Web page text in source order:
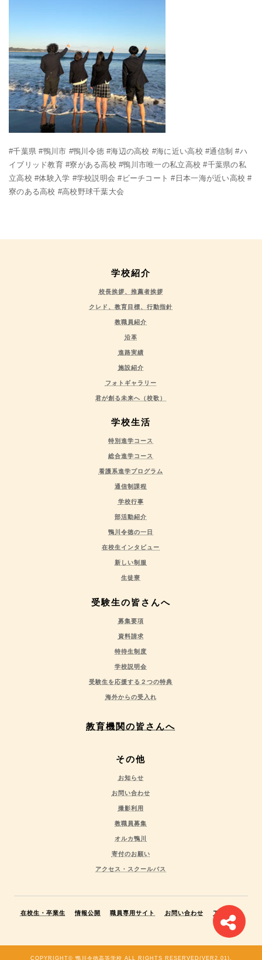
#千葉県 #鴨川市 #鴨川令徳 #海辺の高校 #海に近い高校 #通信制 #ハ
イブリッド教育 #寮がある高校 #鴨川市唯一の私立高校 #千葉県の私
立高校 #体験入学 #学校説明会 #ビーチコート #日本一海が近い高校 #
寮のある高校 #高校野球千葉大会
学校紹介
校長挨拶、推薦者挨拶
クレド、教育目標、行動指針
教職員紹介
沿革
進路実績
施設紹介
フォトギャラリー
君が創る未来へ（校歌）
学校生活
特別進学コース
総合進学コース
看護系進学プログラム
通信制課程
学校行事
部活動紹介
鴨川令徳の一日
在校生インタビュー
新しい制服
生徒寮
受験生の皆さんへ
募集要項
資料請求
特待生制度
学校説明会
受験生を応援する２つの特典
海外からの受入れ
教育機関の皆さんへ
その他
お知らせ
お問い合わせ
撮影利用
教職員募集
オルカ鴨川
寄付のお願い
アクセス・スクールバス
在校生・卒業生 情報公開 職員専用サイト お問い合わせ アクセス
COPYRIGHT© 鴨川令徳高等学校 ALL RIGHTS RESERVED(VER2.01).